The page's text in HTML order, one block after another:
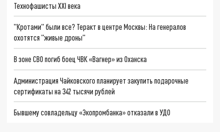
Технофашисты XXI века
"Кротами" были все? Теракт в центре Москвы: На генералов
охотятся "живые дроны"
В зоне СВО погиб боец ЧВК «Вагнер» из Оханска
Администрация Чайковского планирует закупить подарочные
сертификаты на 342 тысячи рублей
Бывшему совладельцу «Экопромбанка» отказали в УДО